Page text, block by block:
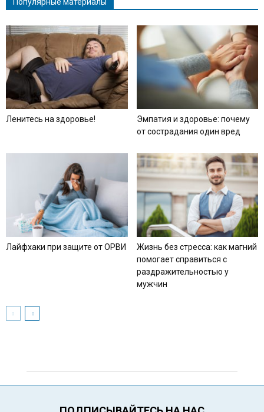
Ленитесь на здоровье!
Эмпатия и здоровье: почему
от сострадания один вред
Лайфхаки при защите от ОРВИ
Жизнь без стресса: как магний
помогает справиться с
раздражительностью у
мужчин